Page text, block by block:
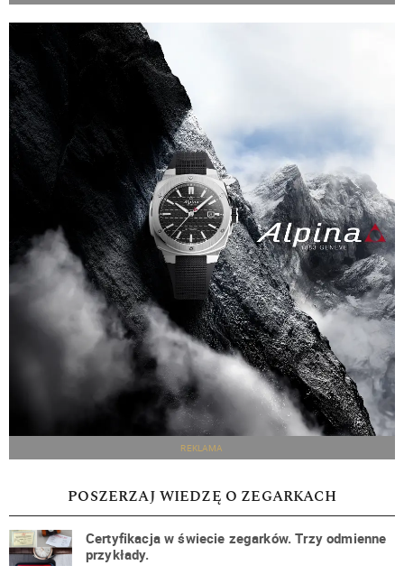
REKLAMA
POSZERZAJ WIEDZĘ O ZEGARKACH
Certyfikacja w świecie zegarków. Trzy odmienne
przykłady.